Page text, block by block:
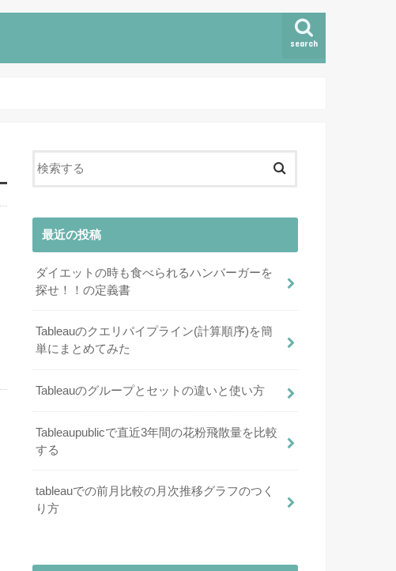
search
最近の投稿
ダイエットの時も食べられるハンバーガーを
探せ！！の定義書
Tableauのクエリパイプライン(計算順序)を簡
単にまとめてみた
Tableauのグループとセットの違いと使い方
Tableaupublicで直近3年間の花粉飛散量を比較
する
tableauでの前月比較の月次推移グラフのつく
り方